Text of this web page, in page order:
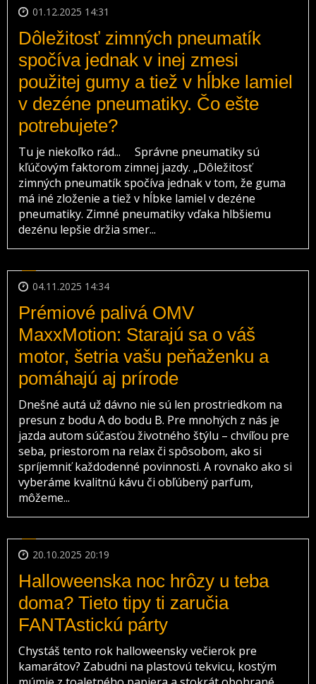
01.12.2025 14:31
Dôležitosť zimných pneumatík
spočíva jednak v inej zmesi
použitej gumy a tiež v hĺbke lamiel
v dezéne pneumatiky. Čo ešte
potrebujete?
Tu je niekoľko rád... Správne pneumatiky sú
kľúčovým faktorom zimnej jazdy. „Dôležitosť
zimných pneumatík spočíva jednak v tom, že guma
má iné zloženie a tiež v hĺbke lamiel v dezéne
pneumatiky. Zimné pneumatiky vďaka hlbšiemu
dezénu lepšie držia smer...
04.11.2025 14:34
Prémiové palivá OMV
MaxxMotion: Starajú sa o váš
motor, šetria vašu peňaženku a
pomáhajú aj prírode
Dnešné autá už dávno nie sú len prostriedkom na
presun z bodu A do bodu B. Pre mnohých z nás je
jazda autom súčasťou životného štýlu – chvíľou pre
seba, priestorom na relax či spôsobom, ako si
spríjemniť každodenné povinnosti. A rovnako ako si
vyberáme kvalitnú kávu či obľúbený parfum,
môžeme...
20.10.2025 20:19
Halloweenska noc hrôzy u teba
doma? Tieto tipy ti zaručia
FANTAstickú párty
Chystáš tento rok halloweensky večierok pre
kamarátov? Zabudni na plastovú tekvicu, kostým